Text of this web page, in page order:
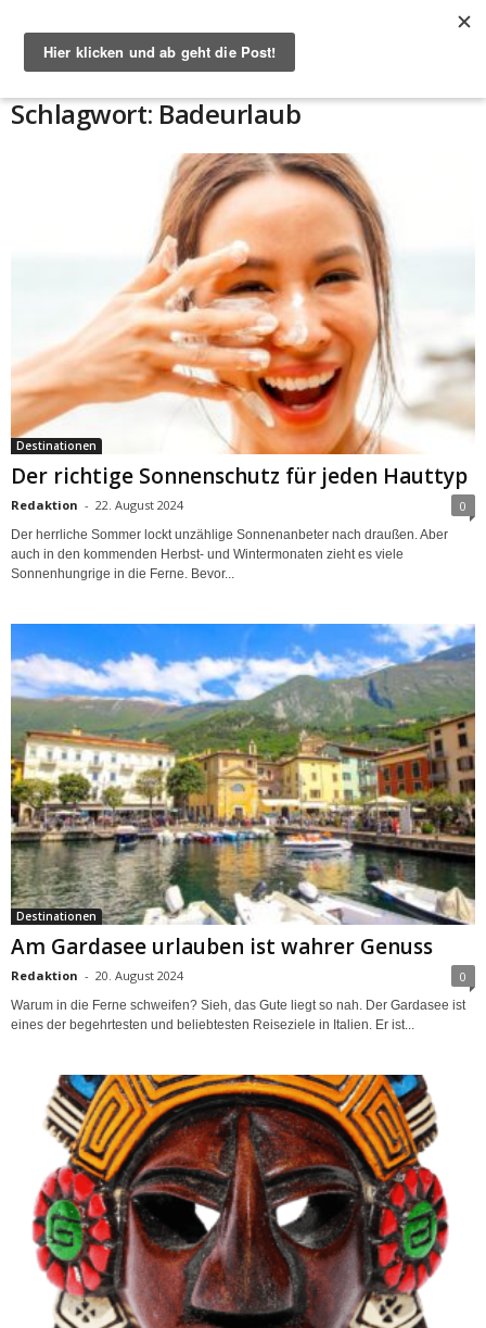
Schlagwort: Badeurlaub
Destinationen
Der richtige Sonnenschutz für jeden Hauttyp
Redaktion - 22. August 2024 0
Der herrliche Sommer lockt unzählige Sonnenanbeter nach draußen. Aber
auch in den kommenden Herbst- und Wintermonaten zieht es viele
Sonnenhungrige in die Ferne. Bevor...
Destinationen
Am Gardasee urlauben ist wahrer Genuss
Redaktion - 20. August 2024 0
Warum in die Ferne schweifen? Sieh, das Gute liegt so nah. Der Gardasee ist
eines der begehrtesten und beliebtesten Reiseziele in Italien. Er ist...